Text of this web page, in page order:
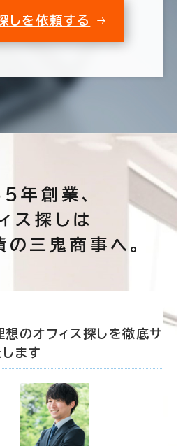
しを依頼する
年創業、
ス探しは
三鬼商事へ。
想のオフィス探しを徹底サ
ます